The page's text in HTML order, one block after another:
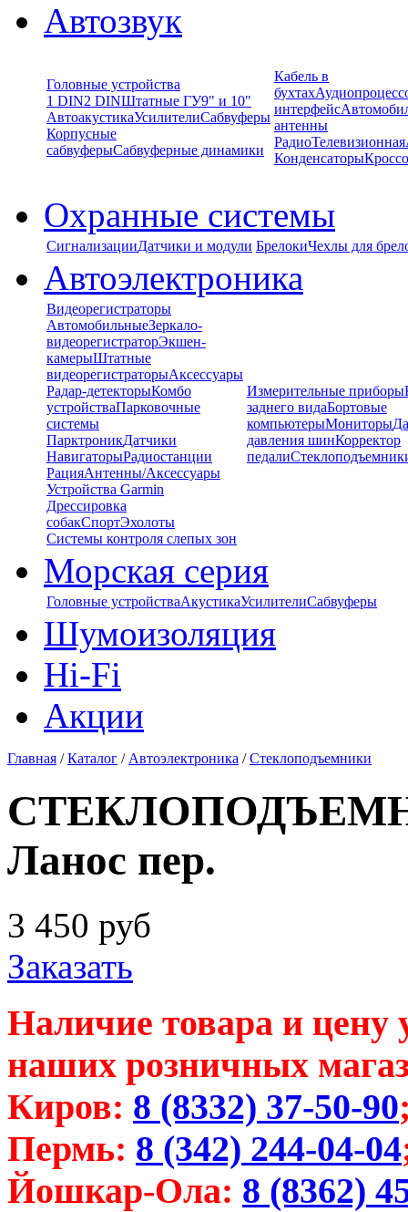
Автозвук
Головные устройства
1 DIN2 DINШтатные ГУ9" и 10"
АвтоакустикаУсилителиСабвуферы
Корпусные
сабвуферыСабвуферные динамики
Кабель в
бухтах
интерфейс
антенны
РадиоТелевизионная
Конденсаторы
Охранные системы
СигнализацииДатчики и модули БрелокиЧехлы для
Автоэлектроника
Видеорегистраторы
АвтомобильныеЗеркало-
видеорегистраторЭкшен-
камерыШтатные
видеорегистраторыАксессуары
Радар-детекторыКомбо
устройстваПарковочные
системы
ПарктроникДатчики
НавигаторыРадиостанции
РацияАнтенны/Аксессуары
Устройства Garmin
Дрессировка
собакСпортЭхолоты
Системы контроля слепых зон
Измерительные приборы
заднего видаБортовые
компьютерыМониторы
давления шинКорректор
педали
Морская серия
Головные устройстваАкустикаУсилителиСабвуферы
Шумоизоляция
Hi-Fi
Акции
Главная /Каталог / Автоэлектроника /Стеклоподъемники
Ланос пер.
3 450 руб
Заказать
Наличие товара и цену
наших розничных
Киров: 8 (8332) 37-50-90
Пермь: 8 (342) 244-04-04
Йошкар-Ола: 8 (8362)